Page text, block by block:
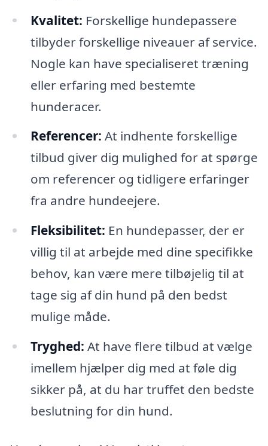
Kvalitet: Forskellige hundepassere
tilbyder forskellige niveauer af service.
Nogle kan have specialiseret træning
eller erfaring med bestemte
hunderacer.
Referencer: At indhente forskellige
tilbud giver dig mulighed for at spørge
om referencer og tidligere erfaringer
fra andre hundeejere.
Fleksibilitet: En hundepasser, der er
villig til at arbejde med dine specifikke
behov, kan være mere tilbøjelig til at
tage sig af din hund på den bedst
mulige måde.
Tryghed: At have flere tilbud at vælge
imellem hjælper dig med at føle dig
sikker på, at du har truffet den bedste
beslutning for din hund.